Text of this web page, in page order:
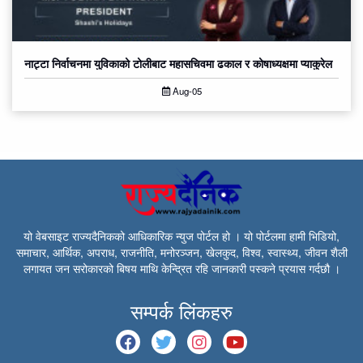
नाट्टा निर्वाचनमा युविकाको टोलीबाट महासचिवमा ढकाल र कोषाध्यक्षमा प्याकुरेल
Aug-05
यो वेबसाइट राज्यदैनिकको आधिकारिक न्युज पोर्टल हो । यो पोर्टलमा हामी भिडियो,
समाचार, आर्थिक, अपराध, राजनीति, मनोरञ्जन, खेलकुद, विश्व, स्वास्थ्य, जीवन शैली
लगायत जन सरोकारको बिषय माथि केन्द्रित रहि जानकारी पस्कने प्रयास गर्दछौ ।
सम्पर्क लिंकहरु